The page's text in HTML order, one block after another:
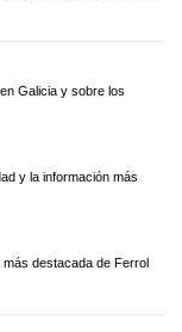
Galicia y sobre los
y la información más
destacada de Ferrol